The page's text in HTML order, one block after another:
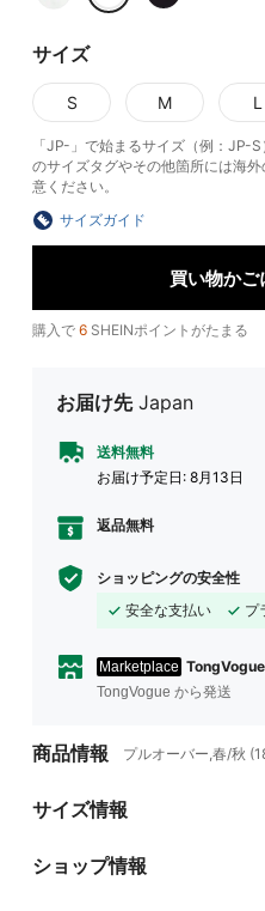
サイズ
S M L
「JP-」で始まるサイズ（例：JP-
のサイズタグやその他箇所には海
意ください。
サイズガイド
買い物かご
購入で 6 SHEINポイントがたまる
お届け先 Japan
送料無料
お届け予定日: 8月13日
返品無料
ショッピングの安全性
安全な支払い
プ
Marketplace
TongVogue から発送
商品情報 プルオーバー,春/秋
サイズ情報
ショップ情報
4.62